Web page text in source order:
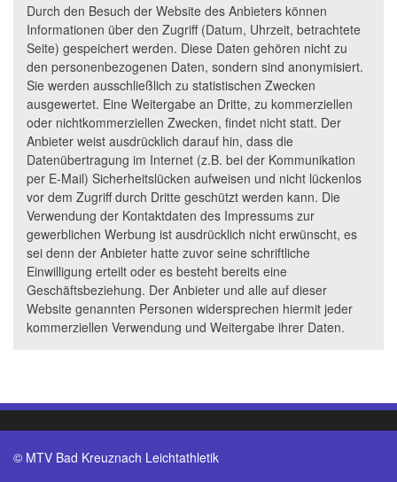
Durch den Besuch der Website des Anbieters können
Informationen über den Zugriff (Datum, Uhrzeit, betrachtete
Seite) gespeichert werden. Diese Daten gehören nicht zu
den personenbezogenen Daten, sondern sind anonymisiert.
Sie werden ausschließlich zu statistischen Zwecken
ausgewertet. Eine Weitergabe an Dritte, zu kommerziellen
oder nichtkommerziellen Zwecken, findet nicht statt. Der
Anbieter weist ausdrücklich darauf hin, dass die
Datenübertragung im Internet (z.B. bei der Kommunikation
per E-Mail) Sicherheitslücken aufweisen und nicht lückenlos
vor dem Zugriff durch Dritte geschützt werden kann. Die
Verwendung der Kontaktdaten des Impressums zur
gewerblichen Werbung ist ausdrücklich nicht erwünscht, es
sei denn der Anbieter hatte zuvor seine schriftliche
Einwilligung erteilt oder es besteht bereits eine
Geschäftsbeziehung. Der Anbieter und alle auf dieser
Website genannten Personen widersprechen hiermit jeder
kommerziellen Verwendung und Weitergabe ihrer Daten.
© MTV Bad Kreuznach Leichtathletik